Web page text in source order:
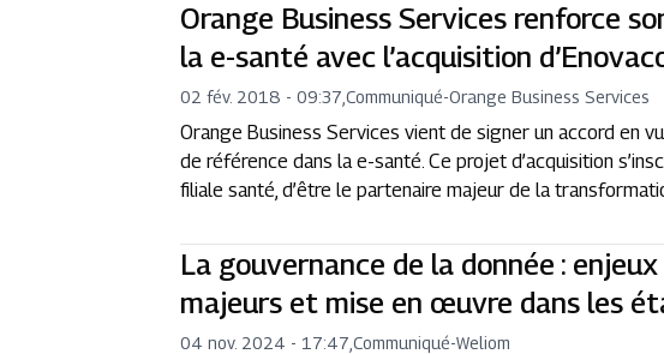
Orange Business Services renforce
la e-santé avec l’acquisition
02 fév. 2018 - 09:37 ,Communiqué-Orange Business Services
Orange Business Services vient de signer un accord en
de référence dans la e-santé. Ce projet d’acquisition
filiale santé, d’être le partenaire majeur de la
La gouvernance de la donnée : enjeux
majeurs et mise en œuvre dans les
04 nov. 2024 - 17:47 ,Communiqué-Weliom